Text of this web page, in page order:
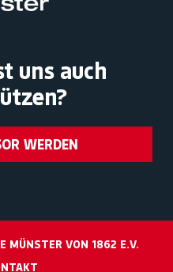
uns auch
WERDEN
MÜNSTER VON 1862 E.V.